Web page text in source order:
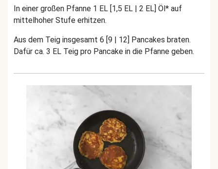
In einer großen Pfanne 1 EL [1,5 EL | 2 EL] Öl* auf
mittelhoher Stufe erhitzen.
Aus dem Teig insgesamt 6 [9 | 12] Pancakes braten.
Dafür ca. 3 EL Teig pro Pancake in die Pfanne geben.